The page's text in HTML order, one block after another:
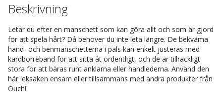
Beskrivning
Letar du efter en manschett som kan göra allt och som är gjord
för att spela hårt? Då behöver du inte leta längre. De bekväma
hand- och benmanschetterna i päls kan enkelt justeras med
kardborreband för att sitta åt ordentligt, och de är tillräckligt
stora för att bäras runt anklarna eller handlederna. Använd den
här leksaken ensam eller tillsammans med andra produkter från
Ouch!